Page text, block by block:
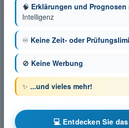
🧠 Erklärungen und Prognosen
Intelligenz
♾️ Keine Zeit- oder
🚫 Keine Werbung
✨ ...und vieles mehr!
💻 Entdecken Sie